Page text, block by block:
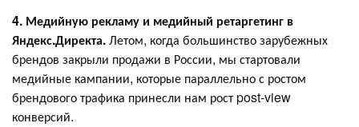
4. Медийную рекламу и медийный ретаргетинг в
Яндекс.Директа.Летом, когда большинство зарубежных
брендов закрыли продажи в России, мы стартовали
медийные кампании, которые параллельно с ростом
брендового трафика принесли нам рост post-view
конверсий.